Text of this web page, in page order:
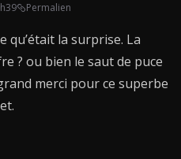
Permalien
qu’était la surprise. La
? ou bien le saut de puce
merci pour ce superbe